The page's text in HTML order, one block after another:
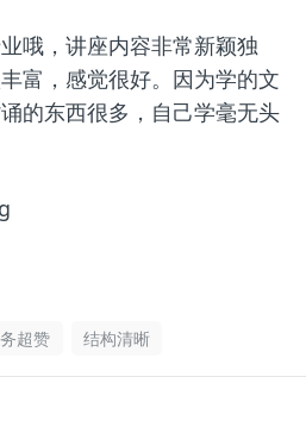
哦，讲座内容非常新颖独
富，感觉很好。因为学的文
的东西很多，自己学毫无头
聊了之后收获很大，逻辑框
之很推荐👍🏻
超赞 结构清晰